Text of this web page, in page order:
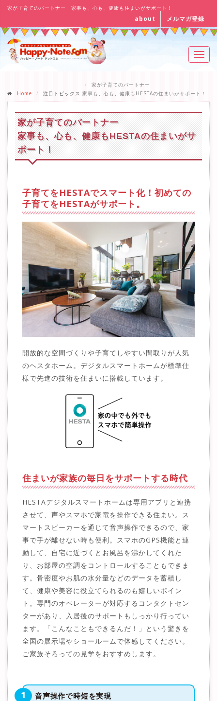
家が子育てのパートナー 家事も、心も、健康も住まいがサポート！
about メルマガ登録
Home 注目トピックス
家が子育てのパートナー
家事も、心も、健康もHESTAの住まいがサポート！
家が子育てのパートナー
家事も、心も、健康もHESTAの住まいがサ
ポート！
子育てをHESTAでスマート化！初めての
子育てをHESTAがサポート。
開放的な空間づくりや子育てしやすい間取りが人気
のヘスタホーム。デジタルスマートホームが標準仕
様で先進の技術を住まいに搭載しています。
住まいが家族の毎日をサポートする時代
HESTAデジタルスマートホームは専用アプリと連携
させて、声やスマホで家電を操作できる住まい。ス
マートスピーカーを通じて音声操作できるので、家
事で手が離せない時も便利。スマホのGPS機能と連
動して、自宅に近づくとお風呂を沸かしてくれた
り、お部屋の空調をコントロールすることもできま
す。骨密度やお肌の水分量などのデータを蓄積し
て、健康や美容に役立てられるのも嬉しいポイン
ト。専門のオペレーターが対応するコンタクトセン
ターがあり、入居後のサポートもしっかり行ってい
ます。「こんなこともできるんだ！」という驚きを
全国の展示場やショールームで体感してください。
ご家族そろっての見学をおすすめします。
1 音声操作で時短を実現